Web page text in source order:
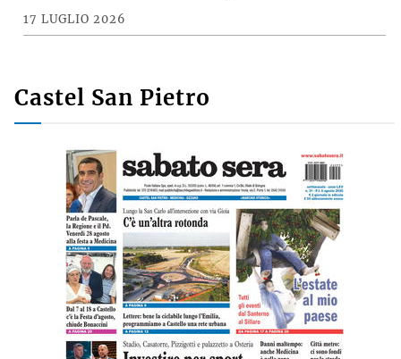
17 LUGLIO 2026
Castel San Pietro